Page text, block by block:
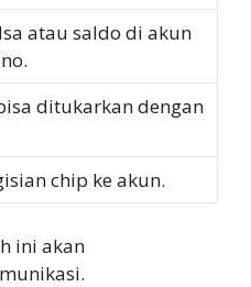
atau saldo di akun
ditukarkan dengan
chip ke akun.
ini akan